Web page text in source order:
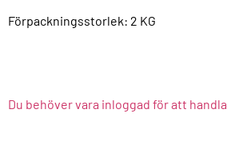
Förpackningsstorlek: 2 KG
Du behöver vara inloggad för att handla.